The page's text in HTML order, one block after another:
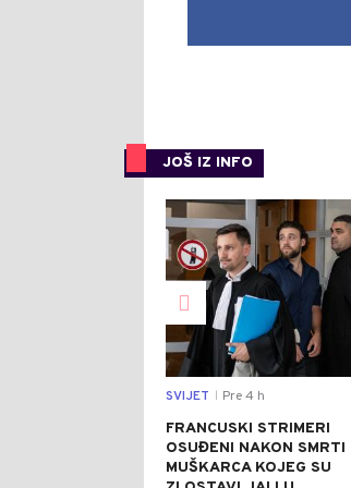
JOŠ IZ INFO
SVIJET Pre 4 h
FRANCUSKI STRIMERI
OSUĐENI NAKON SMRTI
MUŠKARCA KOJEG SU